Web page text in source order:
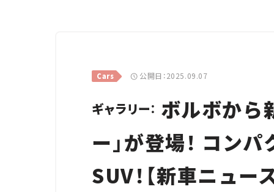
Cars 公開日：2025.09.07
ギャラリー： ボルボから
ー」が登場！ コン
SUV！【新車ニュース